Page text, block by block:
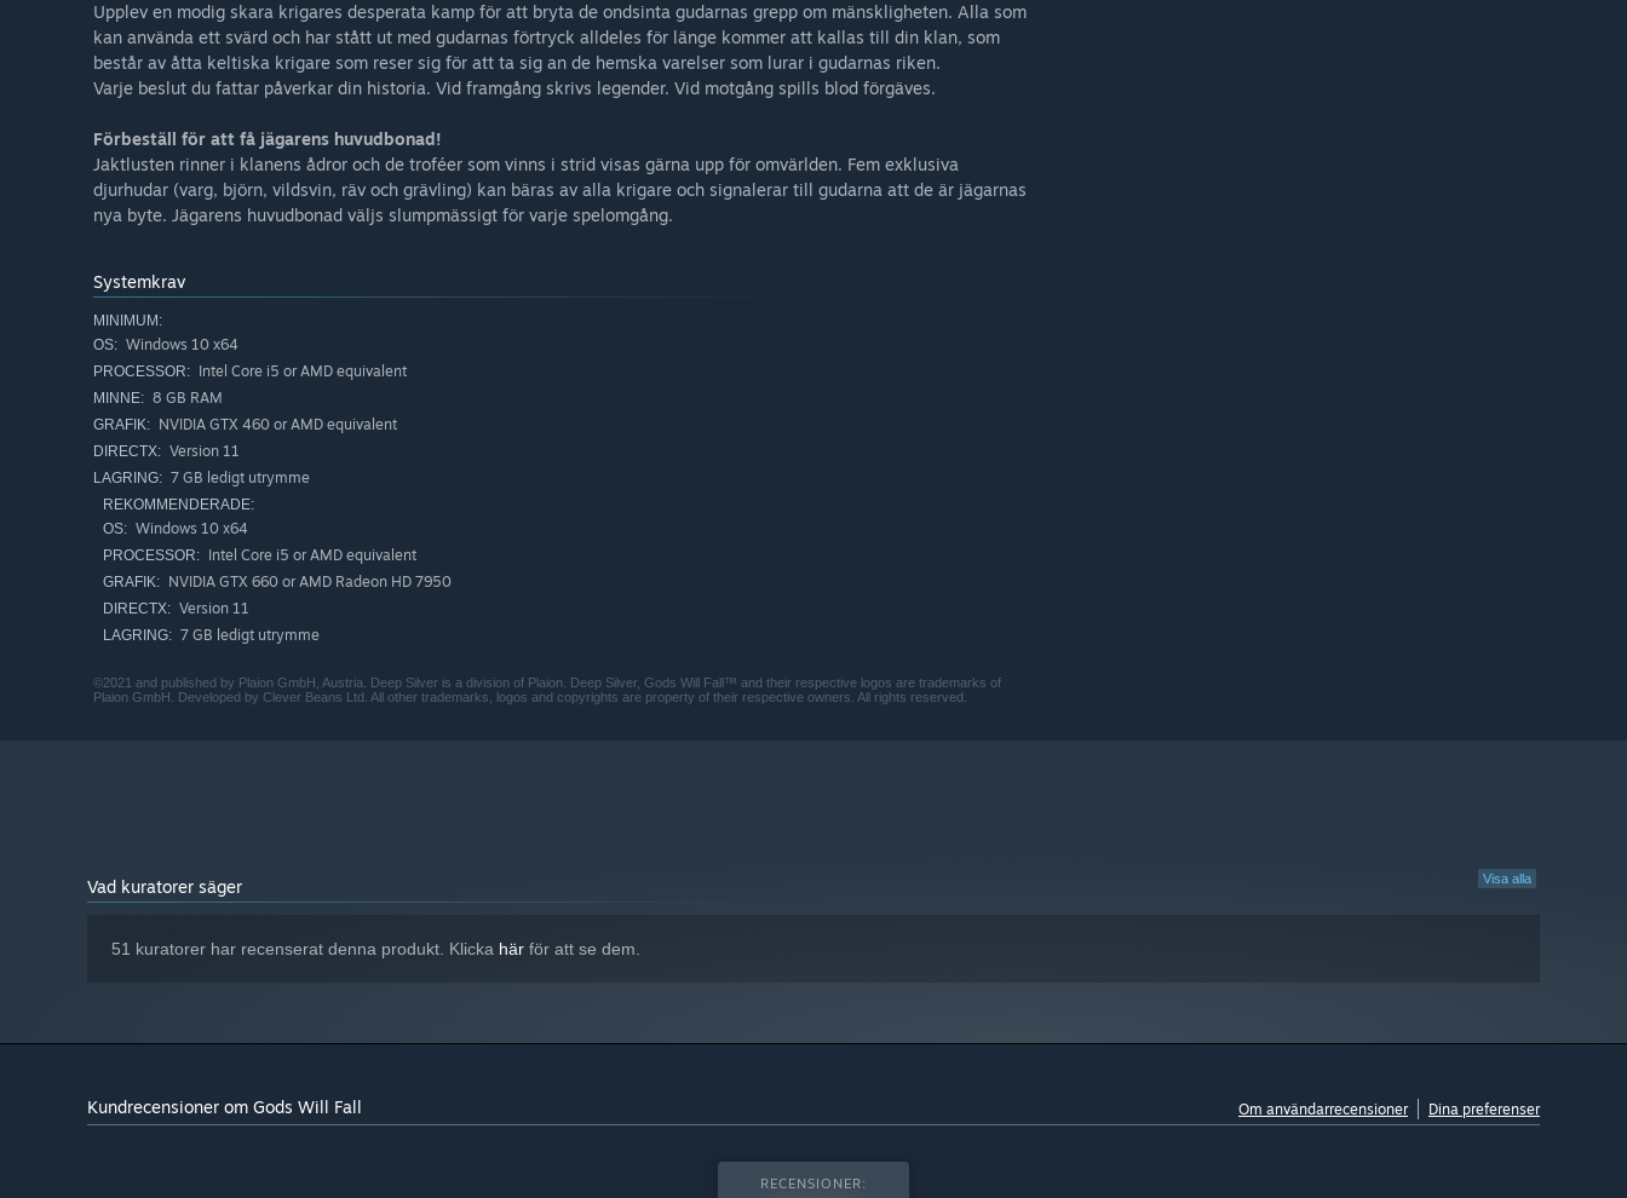
OVERWORLD EXTRAS
As you traverse the tranquil overworld, keep your eyes peeled and unearth the hidden secrets now spread across this
serene landscape.
Suit up your clan in the finest battle-ready attire & headgear for extra swagger as they enter the fray.
Upplev en modig skara krigares desperata kamp för att bryta de ondsinta gudarnas grepp om mänskligheten. Alla som
kan använda ett svärd och har stått ut med gudarnas förtryck alldeles för länge kommer att kallas till din klan, som
består av åtta keltiska krigare som reser sig för att ta sig an de hemska varelser som lurar i gudarnas riken.
Varje beslut du fattar påverkar din historia. Vid framgång skrivs legender. Vid motgång spills blod förgäves.
Förbeställ för att få jägarens huvudbonad!
Jaktlusten rinner i klanens ådror och de troféer som vinns i strid visas gärna upp för omvärlden. Fem exklusiva
djurhudar (varg, björn, vildsvin, räv och grävling) kan bäras av alla krigare och signalerar till gudarna att de är jägarnas
nya byte. Jägarens huvudbonad väljs slumpmässigt för varje spelomgång.
Systemkrav
MINIMUM:
OS: Windows 10 x64
PROCESSOR: Intel Core i5 or AMD equivalent
MINNE: 8 GB RAM
GRAFIK: NVIDIA GTX 460 or AMD equivalent
DIRECTX: Version 11
LAGRING: 7 GB ledigt utrymme
REKOMMENDERADE:
OS: Windows 10 x64
PROCESSOR: Intel Core i5 or AMD equivalent
GRAFIK: NVIDIA GTX 660 or AMD Radeon HD 7950
DIRECTX: Version 11
LAGRING: 7 GB ledigt utrymme
©2021 and published by Plaion GmbH, Austria. Deep Silver is a division of Plaion. Deep Silver, Gods Will Fall™ and their respective logos are trademarks of
Plaion GmbH. Developed by Clever Beans Ltd. All other trademarks, logos and copyrights are property of their respective owners. All rights reserved.
Visa alla
Vad kuratorer säger
51 kuratorer har recenserat denna produkt. Klicka här för att se dem.
Kundrecensioner om Gods Will Fall Om användarrecensioner Dina preferenser
RECENSIONER: